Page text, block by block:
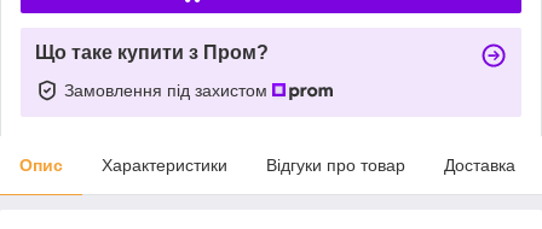
Що таке купити з Пром?
Замовлення під захистом
Опис Характеристики Відгуки про товар Доставка